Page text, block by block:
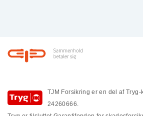
TJM Forsikring er en del af
24260666.